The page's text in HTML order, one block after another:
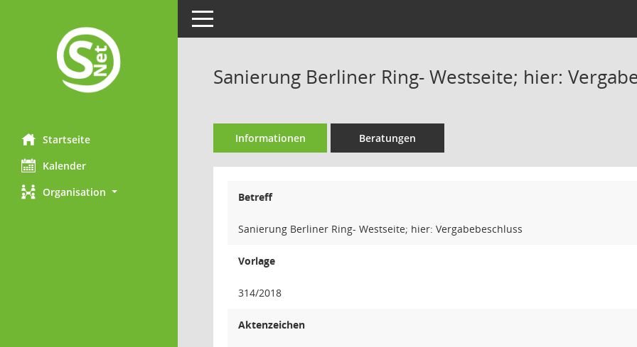
Startseite
Kalender
Organisation
Toggle navigation
Sanierung Berliner Ring- Westseite; hier:
Informationen Beratungen
Betreff
Sanierung Berliner Ring- Westseite; hier: Vergabebeschluss
Vorlage
314/2018
Aktenzeichen